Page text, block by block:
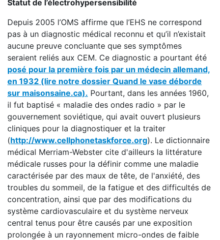
Statut de l’électrohypersensibilité
Depuis 2005 l’OMS affirme que l’EHS ne correspond
pas à un diagnostic médical reconnu et qu’il n’existait
aucune preuve concluante que ses symptômes
seraient reliés aux CEM. Ce diagnostic a pourtant été
posé pour la première fois par un médecin allemand,
en 1932 (lire notre dossier Quand le vase déborde
sur maisonsaine.ca). Pourtant, dans les années 1960,
il fut baptisé « maladie des ondes radio » par le
gouvernement soviétique, qui avait ouvert plusieurs
cliniques pour la diagnostiquer et la traiter
(http://www.cellphonetaskforce.org). Le dictionnaire
médical Merriam-Webster cite d'ailleurs la littérature
médicale russes pour la définir comme une maladie
caractérisée par des maux de tête, de l'anxiété, des
troubles du sommeil, de la fatigue et des difficultés de
concentration, ainsi que par des modifications du
système cardiovasculaire et du système nerveux
central tenus pour être causés par une exposition
prolongée à un rayonnement micro-ondes de faible